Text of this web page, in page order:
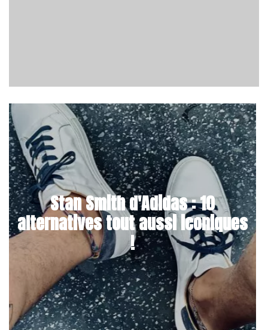
Stan Smith d'Adidas : 10
alternatives tout aussi iconiques
!